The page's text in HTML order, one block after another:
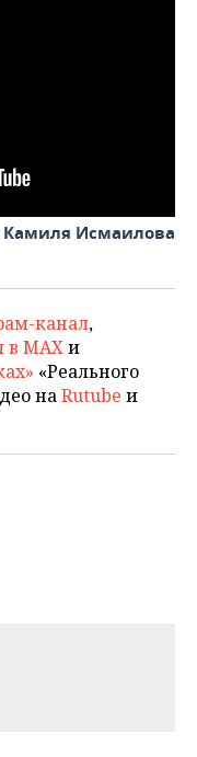
Камиля Исмаилова
канал,
в MAXи
«Реального
наRutube и